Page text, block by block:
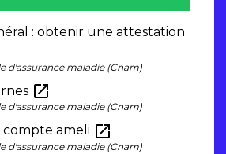
: obtenir une attestation
d'assurance maladie (Cnam)
open_in_new
d'assurance maladie (Cnam)
ameli open_in_new
d'assurance maladie (Cnam)